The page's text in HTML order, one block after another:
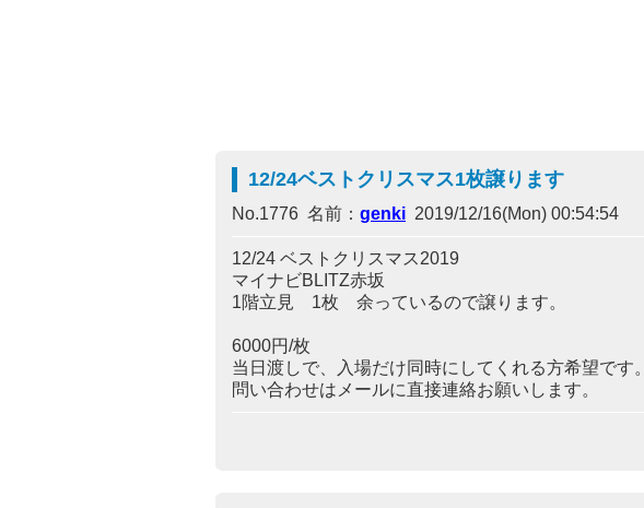
12/24ベストクリスマス1枚譲ります
No.1776 名前： genki 2019/12/16(Mon) 00:54:54
12/24 ベストクリスマス2019
マイナビBLITZ赤坂
1階立見 1枚 余っているので譲ります。
6000円/枚
当日渡しで、入場だけ同時にしてくれる方希望です。
問い合わせはメールに直接連絡お願いします。